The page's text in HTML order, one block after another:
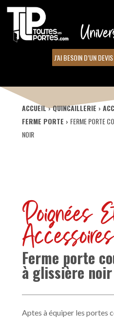
J’AI BESOIN D’UN DEVIS
ACCUEIL QUINCAILLERIE
FERME PORTE
FERME PORTE
NOIR
Poignées
Accessoires
Ferme porte
à glissière noir
Aptes à équiper les portes